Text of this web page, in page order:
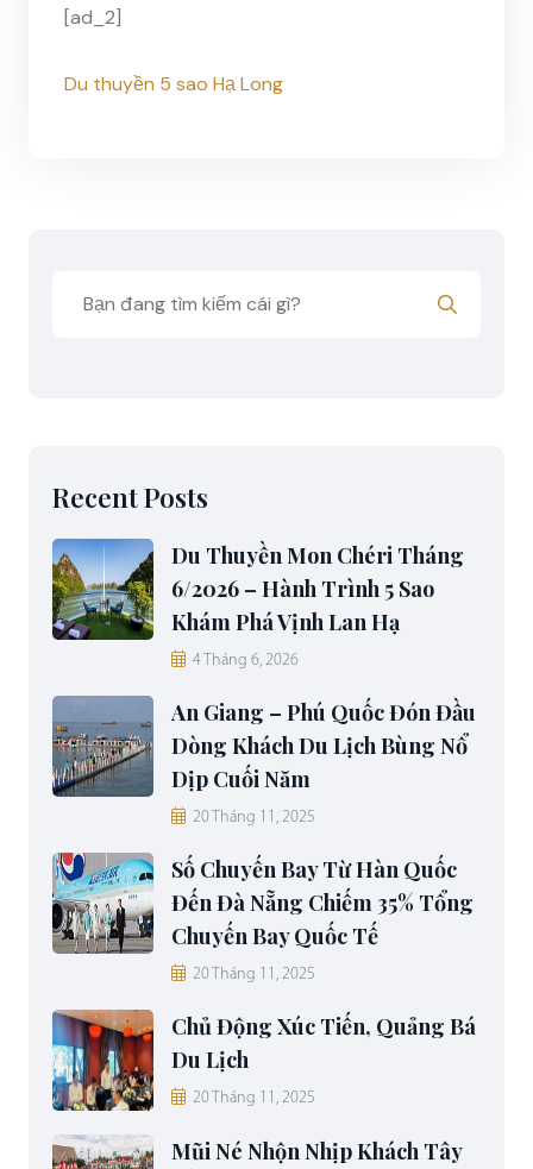
[ad_2]
Du thuyền 5 sao Hạ Long
Recent Posts
Du Thuyền Mon Chéri Tháng
6/2026 – Hành Trình 5 Sao
Khám Phá Vịnh Lan Hạ
4 Tháng 6, 2026
An Giang – Phú Quốc Đón Đầu
Dòng Khách Du Lịch Bùng Nổ
Dịp Cuối Năm
20 Tháng 11, 2025
Số Chuyến Bay Từ Hàn Quốc
Đến Đà Nẵng Chiếm 35% Tổng
Chuyến Bay Quốc Tế
20 Tháng 11, 2025
Chủ Động Xúc Tiến, Quảng Bá
Du Lịch
20 Tháng 11, 2025
Mũi Né Nhộn Nhịp Khách Tây